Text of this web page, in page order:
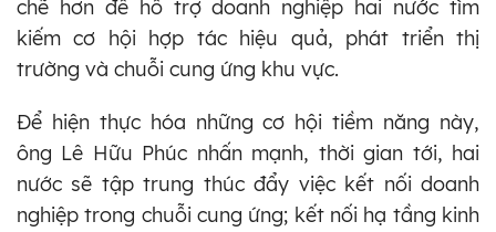
chẽ hơn để hỗ trợ doanh nghiệp hai nước tìm
kiếm cơ hội hợp tác hiệu quả, phát triển thị
trường và chuỗi cung ứng khu vực.
Để hiện thực hóa những cơ hội tiềm năng này,
ông Lê Hữu Phúc nhấn mạnh, thời gian tới, hai
nước sẽ tập trung thúc đẩy việc kết nối doanh
nghiệp trong chuỗi cung ứng; kết nối hạ tầng kinh